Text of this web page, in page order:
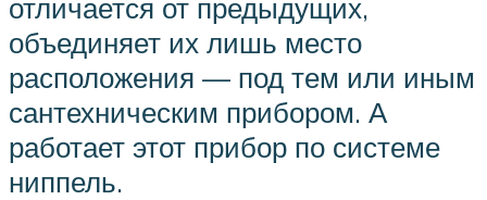
отличается от предыдущих,
объединяет их лишь место
расположения — под тем или иным
сантехническим прибором. А
работает этот прибор по системе
ниппель.